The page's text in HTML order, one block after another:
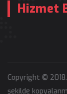
Hizmet
Copyright © 2018.
şekilde